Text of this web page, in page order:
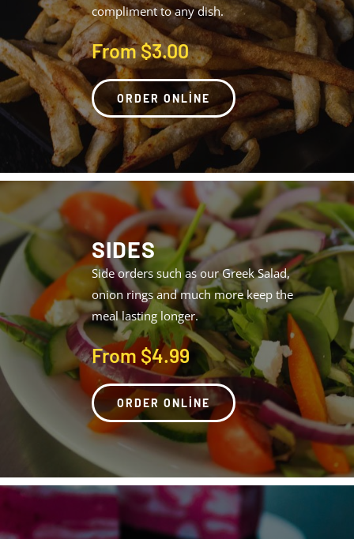
compliment to any dish.
From $3.00
ORDER ONLINE
SIDES
Side orders such as our Greek Salad,
onion rings and much more keep the
meal lasting longer.
From $4.99
ORDER ONLINE